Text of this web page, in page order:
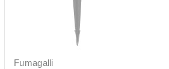
Fumagalli